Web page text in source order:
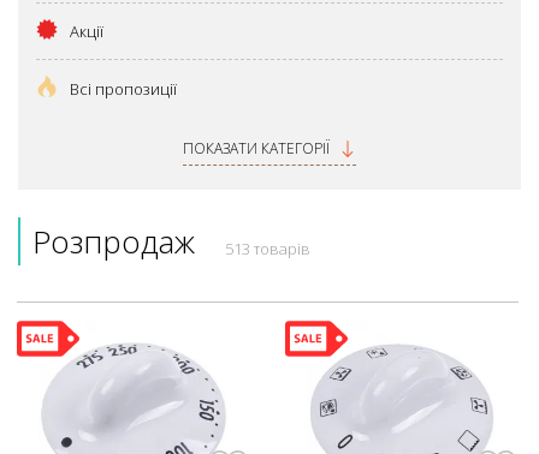
Акції
Всі пропозиції
ПОКАЗАТИ КАТЕГОРІЇ
Розпродаж 513 товарів